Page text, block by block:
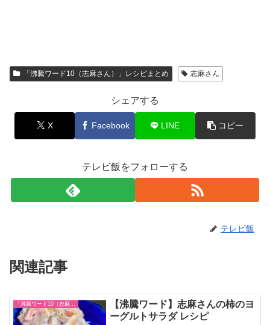
「沸騰ワード10（志麻さん）」レシピまとめ 志麻さん
シェアする
X Facebook LINE コピー
テレビ飯をフォローする
テレビ飯
関連記事
【沸騰ワード】志麻さんの柿のヨ
ーグルトサラダ レシピ